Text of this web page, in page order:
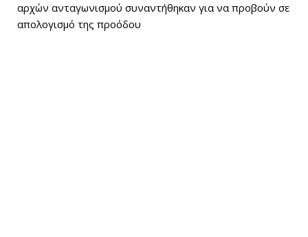
αρχών ανταγωνισμού συναντήθηκαν για να προβούν σε
απολογισμό της προόδου